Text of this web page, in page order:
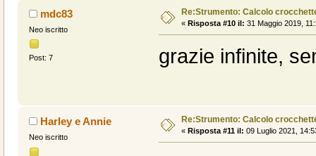
mdc83
Neo iscritto
Post: 7
Re:Strumento: Calcolo
« Risposta #10 il: 31 Maggio 2019,
grazie infinite,
Harley e Annie
Neo iscritto
Re:Strumento: Calcolo
« Risposta #11 il: 09 Luglio 2021,